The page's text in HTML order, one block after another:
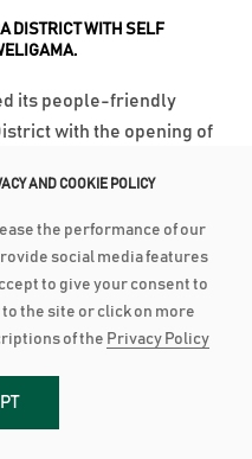
DISTRICT WITH SELF
its people-friendly
with the opening of
Bank’s commitment to
banking services
AND COOKIE POLICY
the performance of our
social media features
to give your consent to
the site or click on more
of the Privacy Policy